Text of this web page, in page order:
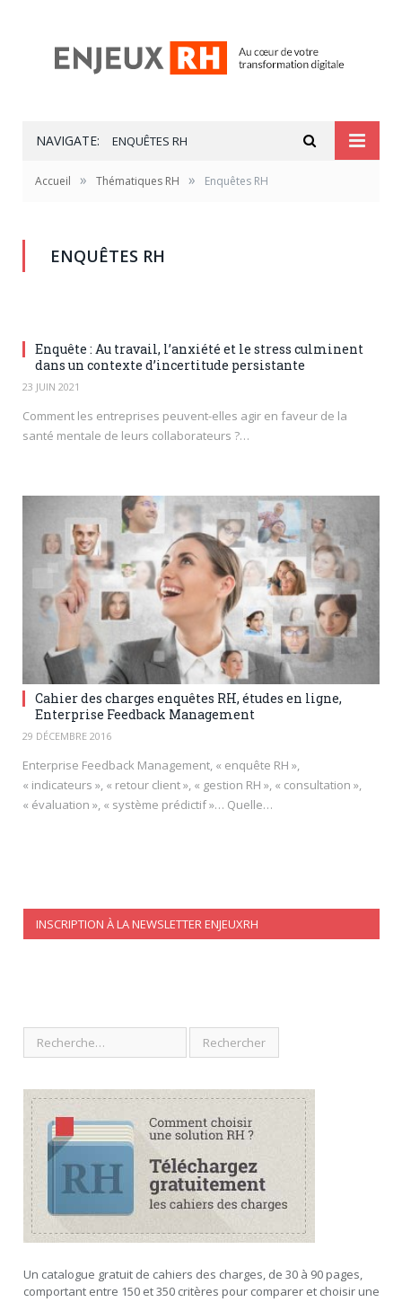
NAVIGATE: ENQUÊTES RH
Accueil » Thématiques RH » Enquêtes RH
ENQUÊTES RH
Enquête : Au travail, l’anxiété et le stress culminent
dans un contexte d’incertitude persistante
23 JUIN 2021
Comment les entreprises peuvent-elles agir en faveur de la
santé mentale de leurs collaborateurs ?…
Cahier des charges enquêtes RH, études en ligne,
Enterprise Feedback Management
29 DÉCEMBRE 2016
Enterprise Feedback Management, « enquête RH »,
« indicateurs », « retour client », « gestion RH », « consultation »,
« évaluation », « système prédictif »… Quelle…
INSCRIPTION À LA NEWSLETTER ENJEUXRH
Un catalogue gratuit de cahiers des charges, de 30 à 90 pages,
comportant entre 150 et 350 critères pour comparer et choisir une